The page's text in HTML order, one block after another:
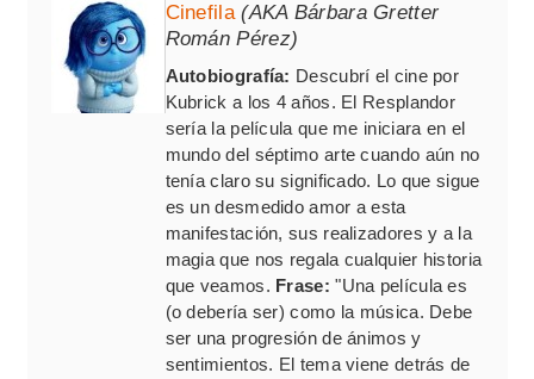
Cinefila (AKA Bárbara Gretter
Román Pérez)
Autobiografía: Descubrí el cine por
Kubrick a los 4 años. El Resplandor
sería la película que me iniciara en el
mundo del séptimo arte cuando aún no
tenía claro su significado. Lo que sigue
es un desmedido amor a esta
manifestación, sus realizadores y a la
magia que nos regala cualquier historia
que veamos. Frase: "Una película es
(o debería ser) como la música. Debe
ser una progresión de ánimos y
sentimientos. El tema viene detrás de